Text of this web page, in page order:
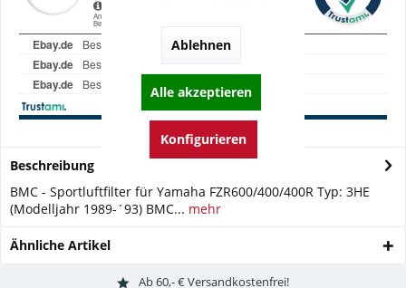
Beschreibung
BMC - Sportluftfilter für Yamaha FZR600/400/400R Typ: 3HE
(Modelljahr 1989-´93) BMC... mehr
Ähnliche Artikel
Ab 60,- € Versandkostenfrei!
Ablehnen
Alle akzeptieren
Konfigurieren